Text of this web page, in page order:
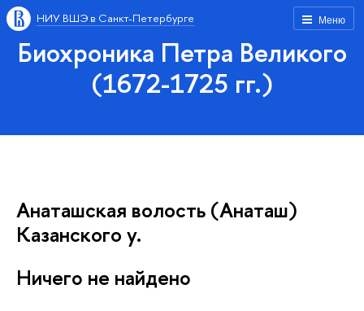
Меню
НИУ ВШЭ в Санкт-Петербурге
Биохроника Петра Великого
(1672-1725 гг.)
Анаташская волость (Анаташ)
Казанского у.
Ничего не найдено